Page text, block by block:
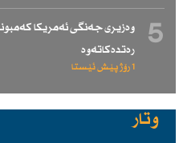
5
وەزیری جەنگی ئەمریكا
رەتدەكاتەوە
1 رۆژ پێش ئێستا
وتار